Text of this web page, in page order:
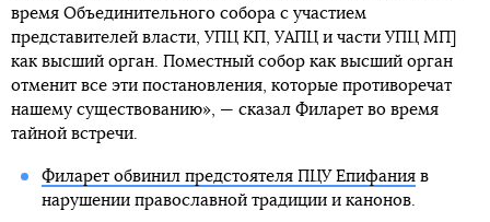
время Объединительного собора с участием
представителей власти, УПЦ КП, УАПЦ и части УПЦ МП]
как высший орган. Поместный собор как высший орган
отменит все эти постановления, которые противоречат
нашему существованию», — сказал Филарет во время
тайной встречи.
Филарет обвинил предстоятеля ПЦУ Епифанияв
нарушении православной традиции и канонов.